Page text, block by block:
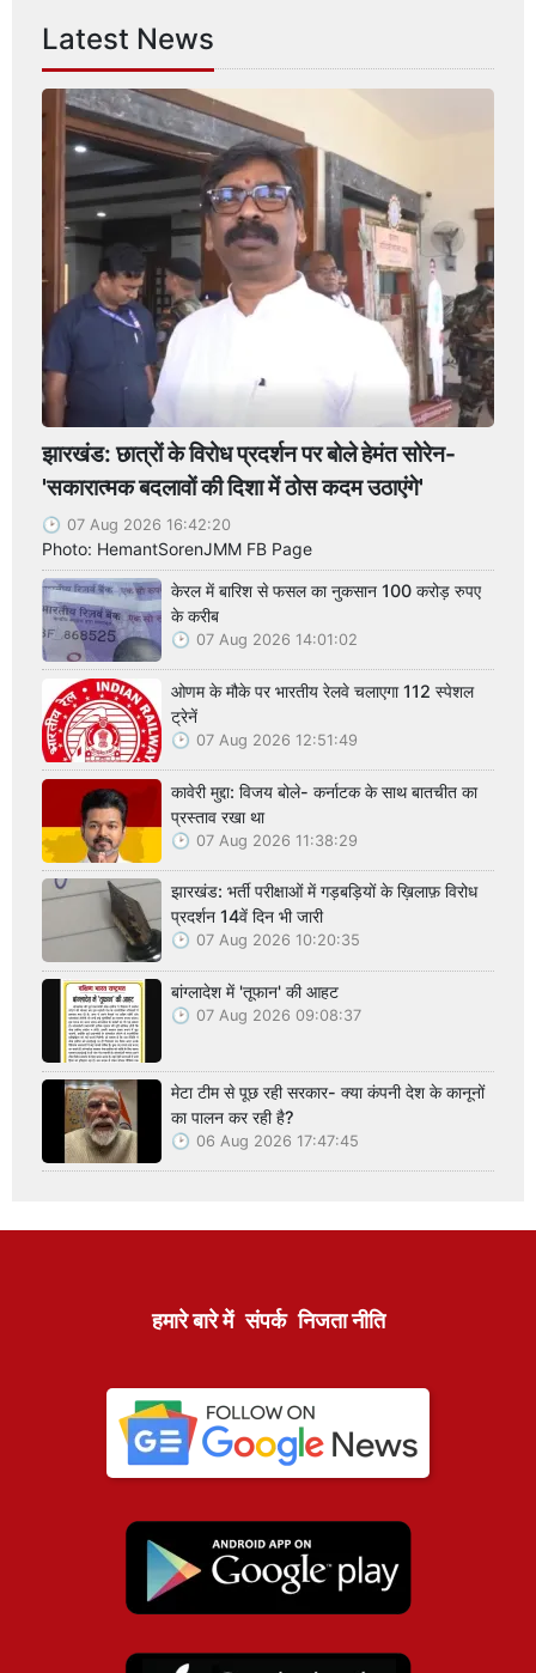
Latest News
झारखंड: छात्रों के विरोध प्रदर्शन पर बोले हेमंत सोरेन-
'सकारात्मक बदलावों की दिशा में ठोस कदम उठाएंगे'
07 Aug 2026 16:42:20
Photo: HemantSorenJMM FB Page
केरल में बारिश से फसल का नुकसान 100 करोड़ रुपए
के करीब
07 Aug 2026 14:01:02
ओणम के मौके पर भारतीय रेलवे चलाएगा 112 स्पेशल
ट्रेनें
07 Aug 2026 12:51:49
कावेरी मुद्दा: विजय बोले- कर्नाटक के साथ बातचीत का
प्रस्ताव रखा था
07 Aug 2026 11:38:29
झारखंड: भर्ती परीक्षाओं में गड़बड़ियों के ख़िलाफ़ विरोध
प्रदर्शन 14वें दिन भी जारी
07 Aug 2026 10:20:35
बांग्लादेश में 'तूफान' की आहट
07 Aug 2026 09:08:37
मेटा टीम से पूछ रही सरकार- क्या कंपनी देश के कानूनों
का पालन कर रही है?
06 Aug 2026 17:47:45
हमारे बारे में संपर्क निजता नीति